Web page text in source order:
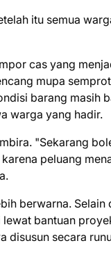
itu semua
cas yang
mupa
barang masih
warga yang hadir.
"Sekarang
peluang
berwarna. Selain
bantuan
disusun secara